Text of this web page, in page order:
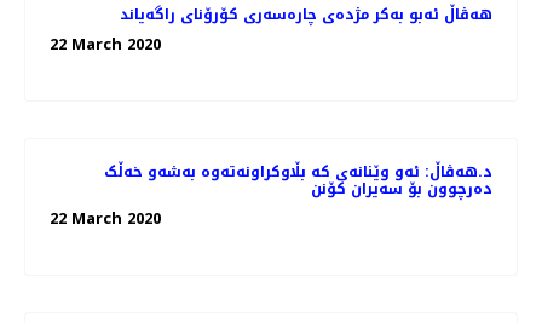
هه‌ڤاڵ ئه‌بو به‌كر مژده‌ی چاره‌سه‌ری کۆرۆنای راگه‌یاند
22 March 2020
د.هەڤاڵ: ئەو وێنانەی کە بڵاوکراونەتەوە بەشەو خەڵک
دەرچوون بۆ سەیران کۆنن
22 March 2020